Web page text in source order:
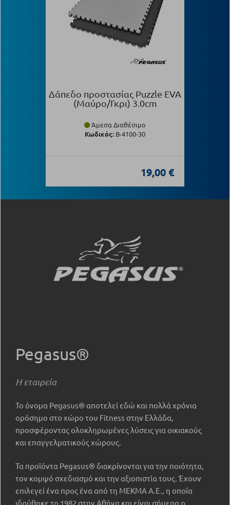
Δάπεδο προστασίας Puzzle EVA
(Μαύρο/Γκρι) 3.0cm
Άμεσα Διαθέσιμο
Κωδικός: Β-4100-30
19,00 €
Pegasus®
Η εταιρεία
Το όνομα Pegasus® αποτελεί εδώ και πολλά χρόνια
ορόσημο στο χώρο του Fitness στην Ελλάδα,
προσφέροντας ολοκληρωμένες λύσεις για οικιακούς
και επαγγελματικούς χώρους.
Τα προϊόντα Pegasus® διακρίνονται για την ποιότητα,
τον κομψό σχεδιασμό και την αξιοπιστία τους. Έχουν
επιλεγεί ένα προς ένα από τη ΜΕΚΜΑ Α.Ε., η οποία
ιδρύθηκε το 1982 στην Αθήνα και είναι σήμερα o